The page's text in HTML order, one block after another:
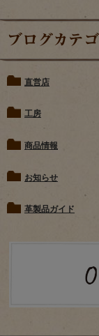
ブログカテ
直営店
工房
商品情報
お知らせ
革製品ガイド